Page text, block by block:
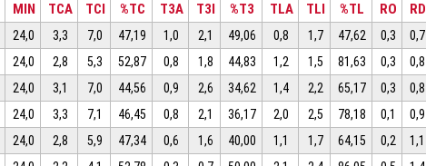
MIN TCA TCI %TC T3A T3I %T3 TLA TLI %TL RO RD
24,0 3,3 7,0 47,19 1,0 2,1 49,06 0,8 1,7 47,62 0,3 0,7
24,0 2,8 5,3 52,87 0,8 1,8 44,83 1,2 1,5 81,63 0,3 0,8
24,0 3,1 7,0 44,56 0,9 2,6 34,62 1,4 2,2 65,17 0,3 0,8
24,0 3,3 7,1 46,45 0,8 2,1 36,17 2,0 2,5 78,18 0,1 0,9
24,0 2,8 5,9 47,34 0,6 1,6 40,00 1,1 1,7 64,15 0,2 1,1